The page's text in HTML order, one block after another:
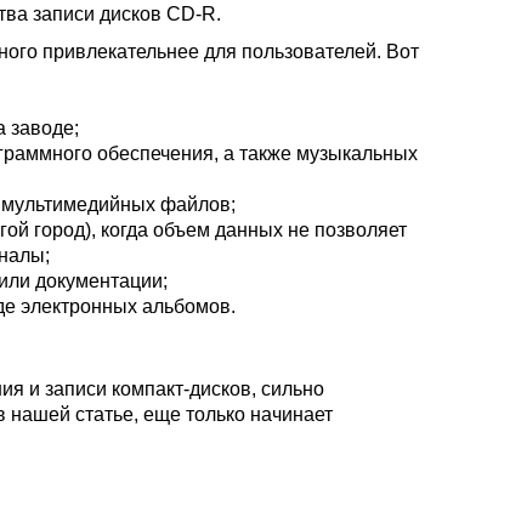
записи дисков CD-R.
привлекательнее для пользователей. Вот
заводе;
обеспечения, а также музыкальных
файлов;
город), когда объем данных не позволяет
документации;
электронных альбомов.
и записи компакт-дисков, сильно
статье, еще только начинает